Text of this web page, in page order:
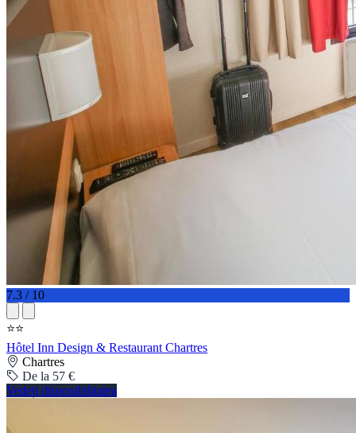
7.3 / 10
⭐⭐
Hôtel Inn Design & Restaurant Chartres
Chartres
De la 57 €
Vedeți disponibilitatea